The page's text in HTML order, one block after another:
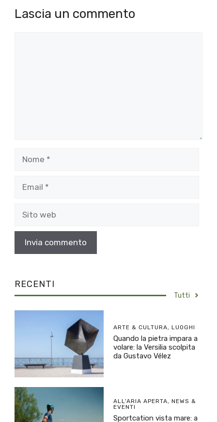
Lascia un commento
web
RECENTI
Tutti
ARTE & CULTURA, LUOGHI
Quando la pietra impara a
volare: la Versilia scolpita
da Gustavo Vélez
ALL'ARIA APERTA, NEWS &
EVENTI
Sportcation vista mare: a